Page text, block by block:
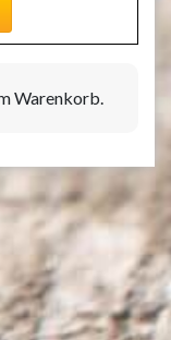
Warenkorb.